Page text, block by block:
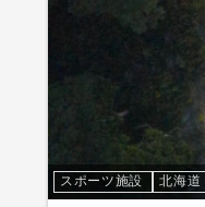
スポーツ施設 北海道